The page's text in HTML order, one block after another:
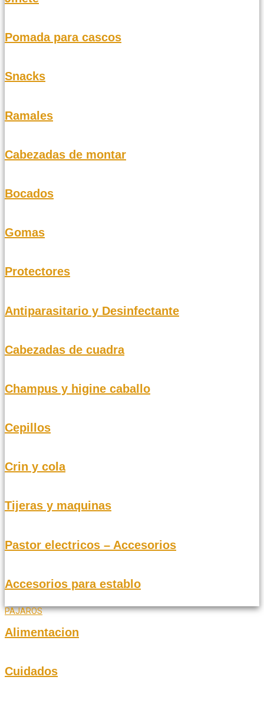
Pomada para cascos
Snacks
Ramales
Cabezadas de montar
Bocados
Gomas
Protectores
Antiparasitario y Desinfectante
Cabezadas de cuadra
Champus y higine caballo
Cepillos
Crin y cola
Tijeras y maquinas
Pastor electricos – Accesorios
Accesorios para establo
PAJAROS
Alimentacion
Cuidados